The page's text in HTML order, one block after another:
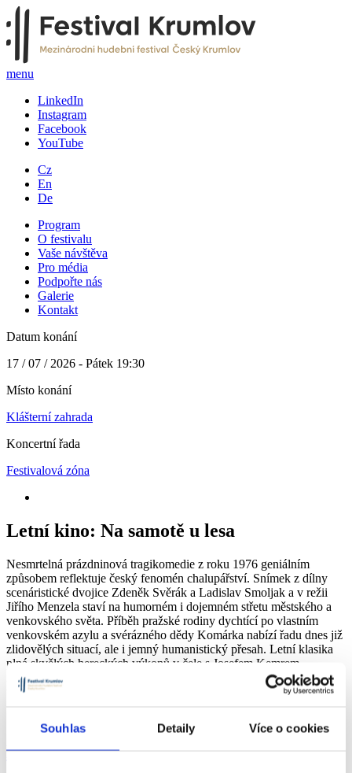
Souhlas Detaily Více o cookies
menu
LinkedIn
Instagram
Facebook
YouTube
Cz
En
De
Program
O festivalu
Vaše návštěva
Pro média
Podpořte nás
Galerie
Kontakt
Datum konání
17 / 07 / 2026 - Pátek 19:30
Místo konání
Klášterní zahrada
Koncertní řada
Festivalová zóna
Letní kino: Na samotě u lesa
Nesmrtelná prázdninová tragikomedie z roku 1976 geniálním
způsobem reflektuje český fenomén chalupářství. Snímek z dílny
scenáristické dvojice Zdeněk Svěrák a Ladislav Smoljak a v režii
Jiřího Menzela staví na humorném i dojemném střetu městského a
venkovského světa. Příběh pražské rodiny dychtící po vlastním
venkovském azylu a svérázného dědy Komárka nabízí řadu dnes již
zlidovělých situací, ale i jemný humanistický přesah. Letní klasika
plná skvělých hereckých výkonů v čele s Josefem Kemrem,
Zdeňkem Svěrákem a Danielou Kolářovou neztratila nic ze svého
vtipu ani poetiky.
Klášterní zahrada